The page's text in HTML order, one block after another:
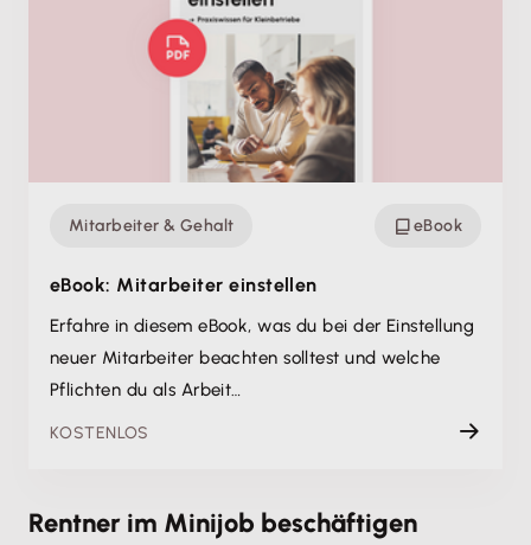
Mitarbeiter & Gehalt eBook
eBook: Mitarbeiter einstellen
Erfahre in diesem eBook, was du bei der Einstellung
neuer Mitarbeiter beachten solltest und welche
Pflichten du als Arbeit…
KOSTENLOS
Rentner im Minijob beschäftigen